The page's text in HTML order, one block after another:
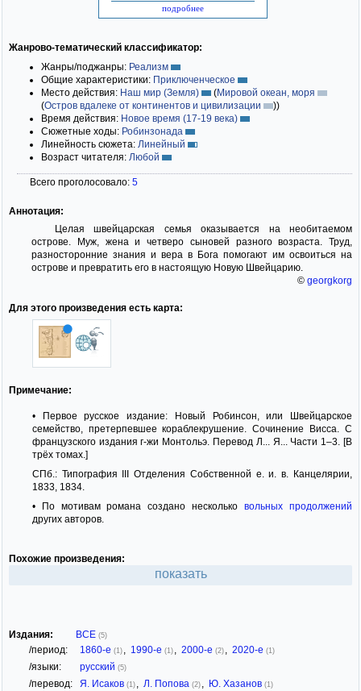
подробнее
Жанрово-тематический классификатор:
Жанры/поджанры: Реализм
Общие характеристики: Приключенческое
Место действия: Наш мир (Земля) (Мировой океан, моря
(Остров вдалеке от континентов и цивилизации ))
Время действия: Новое время (17-19 века)
Сюжетные ходы: Робинзонада
Линейность сюжета: Линейный
Возраст читателя: Любой
Всего проголосовало: 5
Аннотация:
Целая швейцарская семья оказывается на необитаемом
острове. Муж, жена и четверо сыновей разного возраста. Труд,
разносторонние знания и вера в Бога помогают им освоиться на
острове и превратить его в настоящую Новую Швейцарию.
© georgkorg
Для этого произведения есть карта:
Примечание:
• Первое русское издание: Новый Робинсон, или Швейцарское
семейство, претерпевшее кораблекрушение. Сочинение Висса. С
французского издания г-жи Монтольэ. Перевод Л... Я... Части 1–3. [В
трёх томах.]
СПб.: Типография III Отделения Собственной е. и. в. Канцелярии,
1833, 1834.
• По мотивам романа создано нескольковольных продолжений
других авторов.
Похожие произведения:
показать
Издания: ВСЕ (5)
/период: 1860-е (1) , 1990-е (1) , 2000-е (2) , 2020-е (1)
/языки: русский (5)
/перевод: Я. Исаков (1) , Л. Попова (2) , Ю. Хазанов (1)